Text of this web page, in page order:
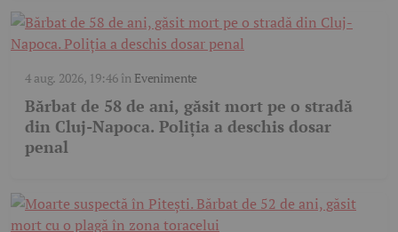
4 aug. 2026, 19:46în Evenimente
Bărbat de 58 de ani, găsit mort pe o stradă
din Cluj-Napoca. Poliția a deschis dosar
penal